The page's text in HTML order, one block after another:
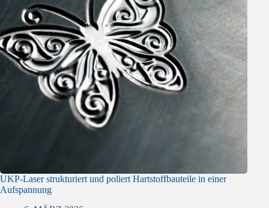
UKP-Laser strukturiert und poliert Hartstoffbauteile in einer
Aufspannung